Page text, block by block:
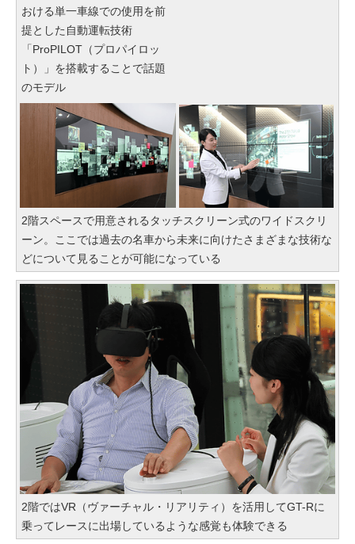
おける単一車線での使用を前
提とした自動運転技術
「ProPILOT（プロパイロッ
ト）」を搭載することで話題
のモデル
2階スペースで用意されるタッチスクリーン式のワイドスクリ
ーン。ここでは過去の名車から未来に向けたさまざまな技術な
どについて見ることが可能になっている
2階ではVR（ヴァーチャル・リアリティ）を活用してGT-Rに
乗ってレースに出場しているような感覚も体験できる